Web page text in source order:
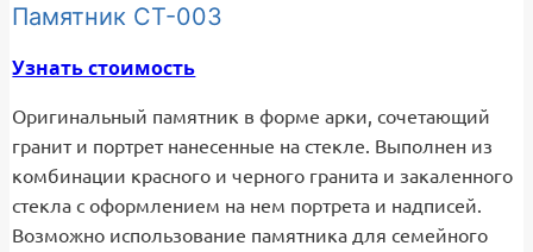
Памятник СТ-003
Узнать стоимость
Оригинальный памятник в форме арки, сочетающий
гранит и портрет нанесенные на стекле. Выполнен из
комбинации красного и черного гранита и закаленного
стекла с оформлением на нем портрета и надписей.
Возможно использование памятника для семейного